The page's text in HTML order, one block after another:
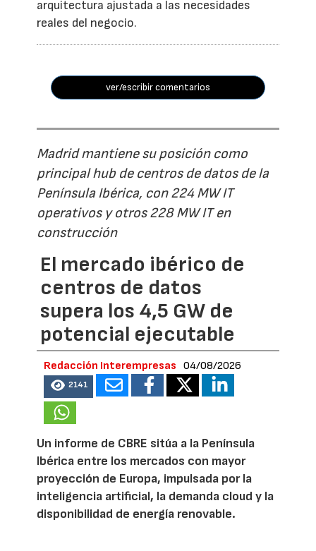
arquitectura ajustada a las necesidades
reales del negocio.
ver/escribir comentarios
Madrid mantiene su posición como
principal hub de centros de datos de la
Península Ibérica, con 224 MW IT
operativos y otros 228 MW IT en
construcción
El mercado ibérico de
centros de datos
supera los 4,5 GW de
potencial ejecutable
Redacción Interempresas 04/08/2026
2141
Un informe de CBRE sitúa a la Península
Ibérica entre los mercados con mayor
proyección de Europa, impulsada por la
inteligencia artificial, la demanda cloud y la
disponibilidad de energía renovable.